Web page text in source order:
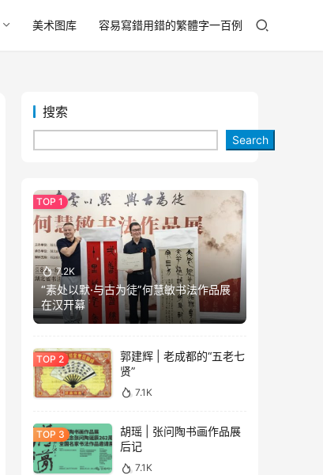
美术图库 容易寫錯用錯的繁體字一百例
搜索
Search
7.2K
“素处以默·与古为徒”何慧敏书法作品展
在汉开幕
郭建辉 | 老成都的“五老七
贤”
7.1K
胡瑶 | 张问陶书画作品展
后记
7.1K